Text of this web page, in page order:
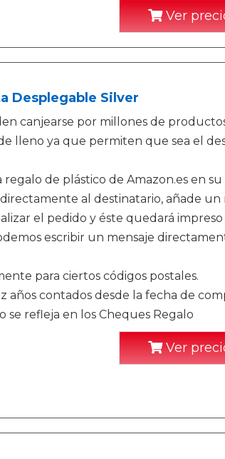
Ver
Desplegable Silver
canjearse por millones de
lleno ya que permiten que sea el
de plástico de Amazon.es en
al destinatario, añade un
el pedido y éste quedará impreso
escribir un mensaje
para ciertos códigos postales.
años contados desde la fecha de
refleja en los Cheques Regalo
Ver